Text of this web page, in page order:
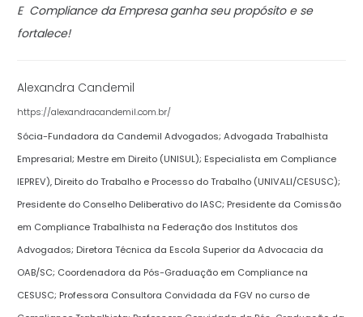
E Compliance da Empresa ganha seu propósito e se
fortalece!
Alexandra Candemil
https://alexandracandemil.com.br/
Sócia-Fundadora da Candemil Advogados; Advogada Trabalhista
Empresarial; Mestre em Direito (UNISUL); Especialista em Compliance
IEPREV), Direito do Trabalho e Processo do Trabalho (UNIVALI/CESUSC);
Presidente do Conselho Deliberativo do IASC; Presidente da Comissão
em Compliance Trabalhista na Federação dos Institutos dos
Advogados; Diretora Técnica da Escola Superior da Advocacia da
OAB/SC; Coordenadora da Pós-Graduação em Compliance na
CESUSC; Professora Consultora Convidada da FGV no curso de